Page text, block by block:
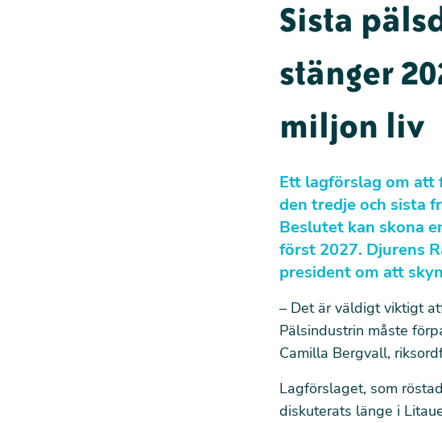
Sista
stänger
miljon liv
Ett lagförslag om att
den tredje och sista
Beslutet kan skona
först 2027. Djurens
president om att
– Det är väldigt viktigt
Pälsindustrin måste
Camilla Bergvall,
Lagförslaget, som
diskuterats länge i